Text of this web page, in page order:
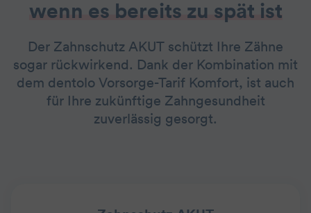
wenn es bereits zu spät ist
Der Zahnschutz AKUT schützt Ihre Zähne
sogar rückwirkend. Dank der Kombination mit
dem dentolo Vorsorge-Tarif Komfort, ist auch
für Ihre zukünftige Zahngesundheit
zuverlässig gesorgt.